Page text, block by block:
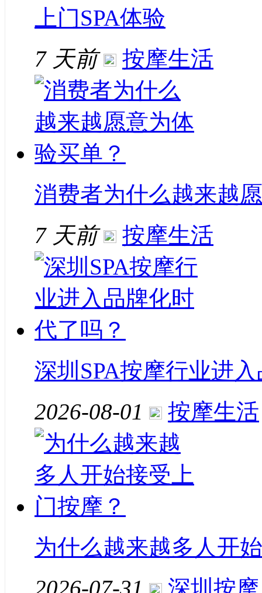
上门SPA体验
7 天前
按摩生活
消费者为什么越来越
7 天前
按摩生活
深圳SPA按摩行业进
2026-08-01
按摩生活
为什么越来越多人开